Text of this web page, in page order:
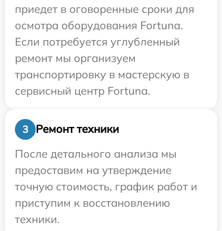
приедет в оговоренные сроки для
осмотра оборудования Fortuna.
Если потребуется углубленный
ремонт мы организуем
транспортировку в мастерскую в
сервисный центр Fortuna.
3
Ремонт техники
После детального анализа мы
предоставим на утверждение
точную стоимость, график работ и
приступим к восстановлению
техники.